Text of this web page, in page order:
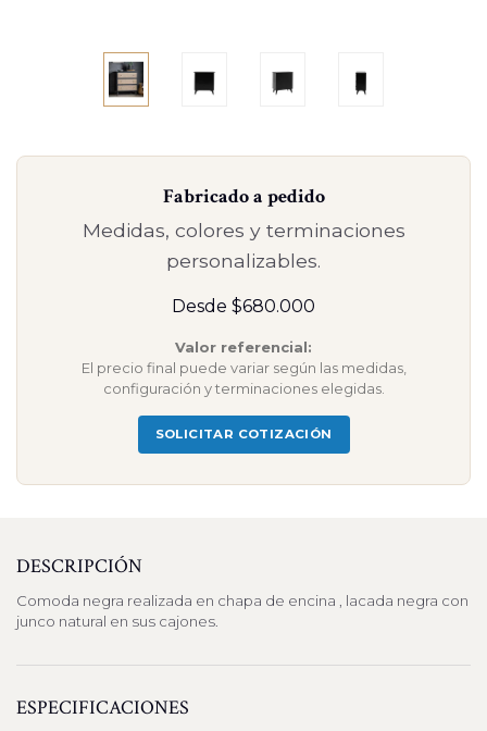
Fabricado a pedido
Medidas, colores y terminaciones
personalizables.
Desde $680.000
Valor referencial:
El precio final puede variar según las medidas,
configuración y terminaciones elegidas.
SOLICITAR COTIZACIÓN
DESCRIPCIÓN
Comoda negra realizada en chapa de encina , lacada negra con
junco natural en sus cajones.
ESPECIFICACIONES